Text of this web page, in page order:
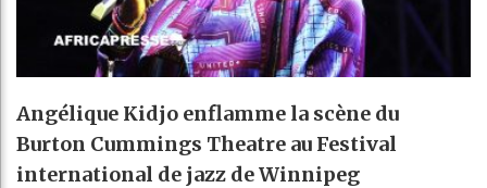
Angélique Kidjo enflamme la scène du
Burton Cummings Theatre au Festival
international de jazz de Winnipeg